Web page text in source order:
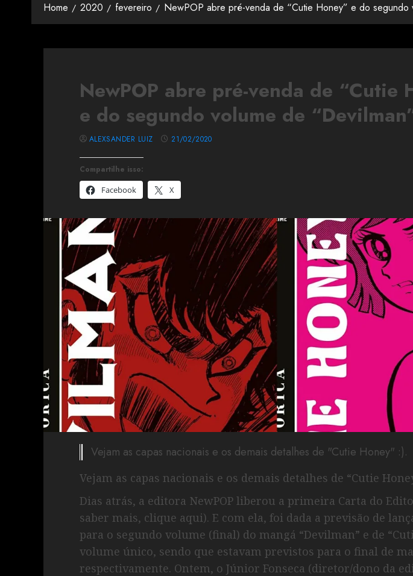
Home 2020 fevereiro NewPOP abre pré-venda de “Cutie Honey” e do segundo
NewPOP abre pré-venda de “Cutie
e do segundo volume de
Compartilhe isso:
Facebook
X
ALEXSANDER LUIZ 21/02/2020
Vejam as capas nacionais e os demais detalhes de "Cutie Honey" :).
Vejam as capas nacionais e os demais detalhes de “Cutie
Dias atrás, a editora NewPOP liberou a primeira Carta do
saber mais, clique aqui). E com ela, foi dada a previsão de
para o segundo volume (final) do mangá “Devilman” e de
volume único, sendo que estavam previstos para o final de
respectivamente. Ontem, o Júnior Fonseca (diretor/dono da